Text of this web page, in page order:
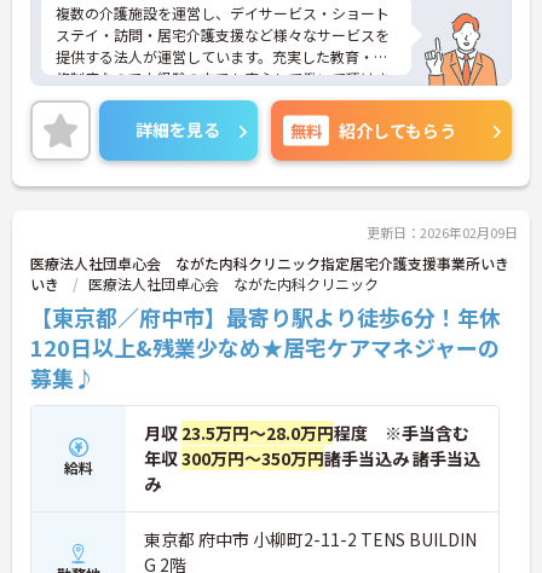
複数の介護施設を運営し、デイサービス・ショート
ステイ・訪問・居宅介護支援など様々なサービスを
提供する法人が運営しています。充実した教育・研
修制度なので未経験の方でも安心して働いて頂けま
す。また、居宅介護支援センターでの就業なので介
護職との兼務等なく、ケアマネとしての経験をきち
んと積んで頂けます。頑張りがきちんと給与に還元
され、賞与4.65ヶ月分支給実績もございます。ご興
味のある方はお気軽にお問い合わせ下さいませ。
詳細を見る 無料 紹介してもらう
更新日：2026年02月09日
医療法人社団卓心会 ながた内科クリニック指定居宅介護支援事業所いき
いき
医療法人社団卓心会 ながた内科クリニック
【東京都／府中市】最寄り駅より徒歩6分！年休
120日以上&残業少なめ★居宅ケアマネジャーの
募集♪
給料
月収 23.5万円～28.0万円程度 ※手当含む
年収300万円～350万円諸手当込み 諸手当込
み
東京都 府中市 小柳町2-11-2 TENS BUILDIN
G 2階